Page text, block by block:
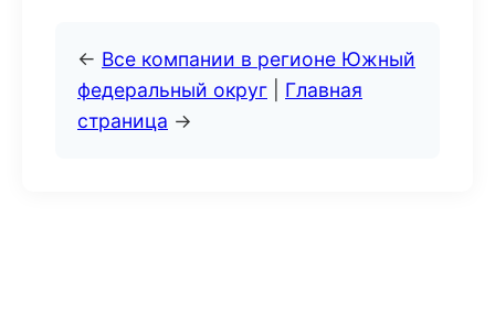
← Все компании в регионе Южный
федеральный округ
Главная
страница →